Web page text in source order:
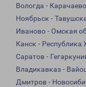
Вологда -
Ноябрьск -
Иваново - Омская
Канск - Республика
Саратов -
Владикавказ -
Дмитров -